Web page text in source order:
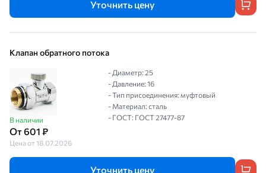
Уточнить цену
Клапан обратного потока
В наличии
От 601 ₽
Цена от 18.07.2026
- Диаметр: 25
- Давление: 16
- Тип присоединения: муфтовый
- Материал: сталь
- ГОСТ: ГОСТ 27477-87
Уточнить цену